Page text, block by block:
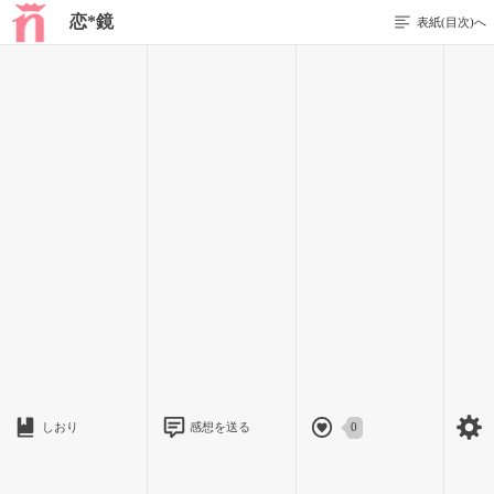
恋*鏡 表紙(目次)へ
しおり 感想を送る 0